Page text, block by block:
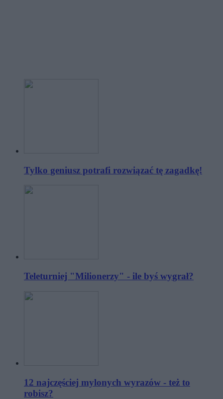
Tylko geniusz potrafi rozwiązać tę zagadkę!
Teleturniej "Milionerzy" - ile byś wygrał?
12 najczęściej mylonych wyrazów - też to
robisz?